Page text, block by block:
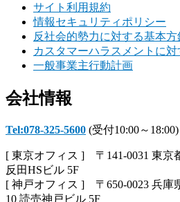
サイト利用規約
情報セキュリティポリシー
反社会的勢力に対する基本方
カスタマーハラスメントに
一般事業主行動計画
会社情報
Tel:078-325-5600 (受付10:00～18:00)
[ 東京オフィス ] 〒141-0031 東京
反田HSビル 5F
[ 神戸オフィス ] 〒650-0023 兵庫
10 読売神戸ビル 5F